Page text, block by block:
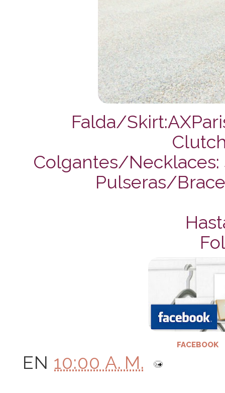
Falda/
Colgantes/Necklaces:
Pulseras/
FACEBOOK
EN 10:00 A. M.